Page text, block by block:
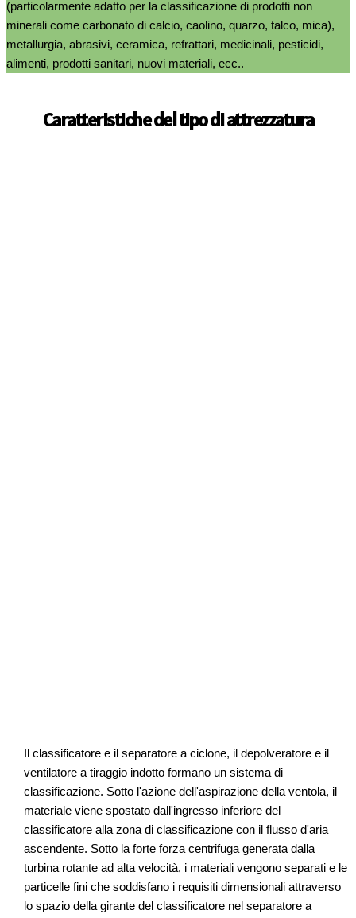
(particolarmente adatto per la classificazione di prodotti non
minerali come carbonato di calcio, caolino, quarzo, talco, mica),
metallurgia, abrasivi, ceramica, refrattari, medicinali, pesticidi,
alimenti, prodotti sanitari, nuovi materiali, ecc..
Caratteristiche del tipo di attrezzatura
Il classificatore e il separatore a ciclone, il depolveratore e il
ventilatore a tiraggio indotto formano un sistema di
classificazione. Sotto l'azione dell'aspirazione della ventola, il
materiale viene spostato dall'ingresso inferiore del
classificatore alla zona di classificazione con il flusso d'aria
ascendente. Sotto la forte forza centrifuga generata dalla
turbina rotante ad alta velocità, i materiali vengono separati e le
particelle fini che soddisfano i requisiti dimensionali attraverso
lo spazio della girante del classificatore nel separatore a